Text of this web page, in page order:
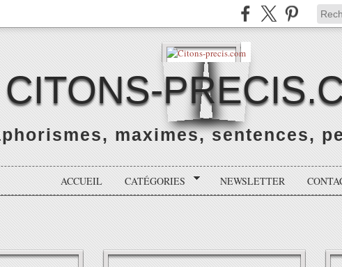
CITONS-
maximes, sentences,
ACCUEIL CATÉGORIES NEWSLETTER